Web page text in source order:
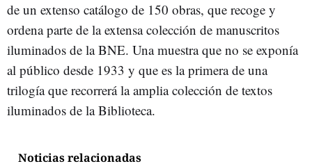
de un extenso catálogo de 150 obras, que recoge y
ordena parte de la extensa colección de manuscritos
iluminados de la BNE. Una muestra que no se exponía
al público desde 1933 y que es la primera de una
trilogía que recorrerá la amplia colección de textos
iluminados de la Biblioteca.
Noticias relacionadas